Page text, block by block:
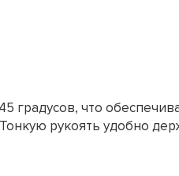
градусов, что
рукоять удобно